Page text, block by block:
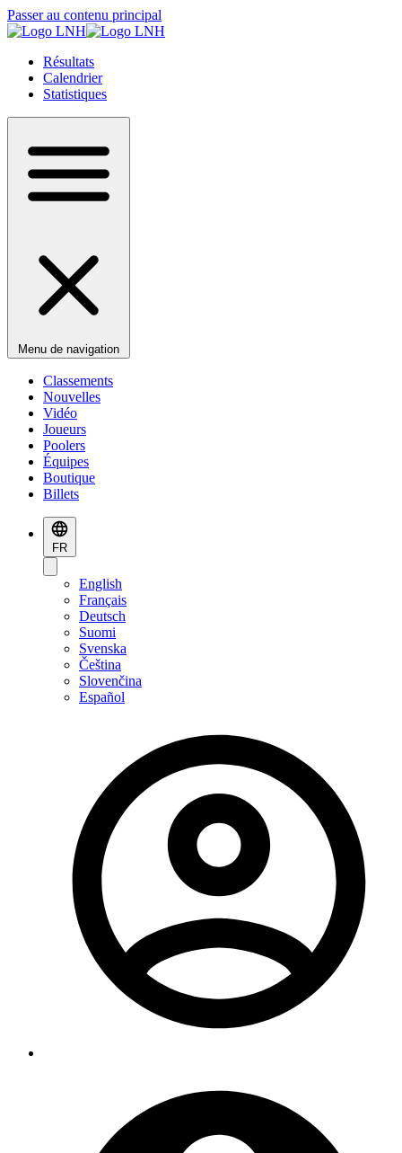
Passer au contenu principal
Résultats
Calendrier
Statistiques
Menu de navigation
Classements
Nouvelles
Vidéo
Joueurs
Poolers
Équipes
Boutique
Billets
FR
English
Français
Deutsch
Suomi
Svenska
Čeština
Slovenčina
Español